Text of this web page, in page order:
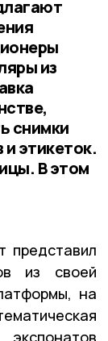
из
снимки
этикеток.
В этом
представил
из своей
на